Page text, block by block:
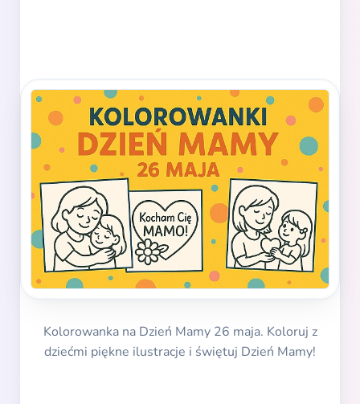
Kolorowanka na Dzień Mamy 26 maja. Koloruj z
dziećmi piękne ilustracje i świętuj Dzień Mamy!